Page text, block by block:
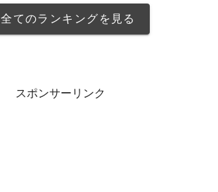
全てのランキングを見る
スポンサーリンク